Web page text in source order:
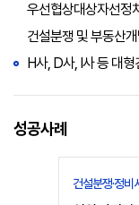
우선협상대상자선정
건설분쟁 및 부동산
H사, D사, I사 등 대
성공사례
건설분쟁·정비